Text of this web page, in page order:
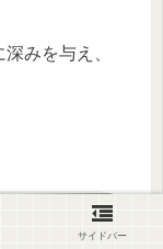
みを与え、
イトからサイドバー